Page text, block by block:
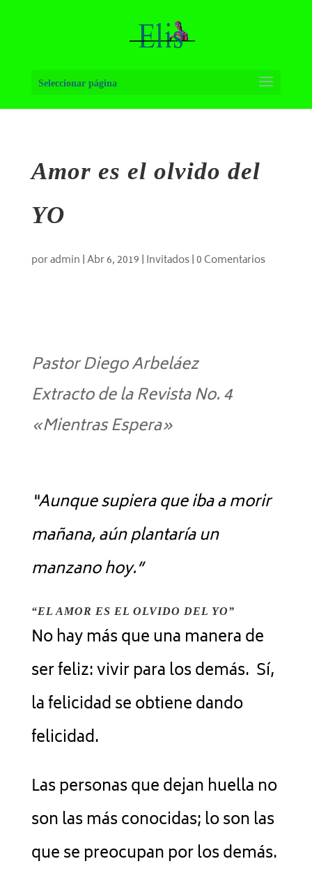
Seleccionar página
Amor es el olvido del
YO
poradmin |Abr 6, 2019 | Invitados|0 Comentarios
Pastor Diego Arbeláez
Extracto de la Revista No. 4
«Mientras Espera»
“Aunque supiera que iba a morir
mañana, aún plantaría un
manzano hoy.”
“EL AMOR ES EL OLVIDO DEL YO”
No hay más que una manera de
ser feliz: vivir para los demás. Sí,
la felicidad se obtiene dando
felicidad.
Las personas que dejan huella no
son las más conocidas; lo son las
que se preocupan por los demás.